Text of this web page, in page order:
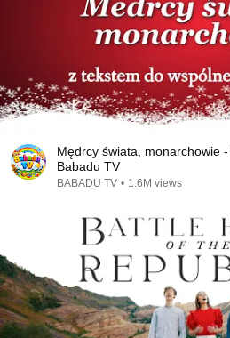
Mędrcy świata, monarchowie
Babadu TV
BABADU TV • 1.6M views